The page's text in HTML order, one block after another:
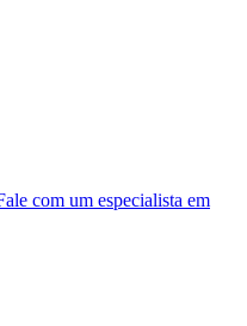
com um especialista em